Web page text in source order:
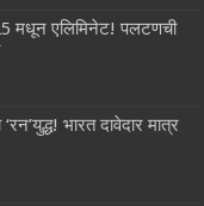
मधून एलिमिनेट! पलटणची
भारत दावेदार मात्र